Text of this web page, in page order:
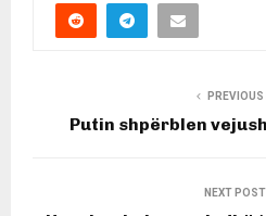
Putin shpërblen
NEXT POST